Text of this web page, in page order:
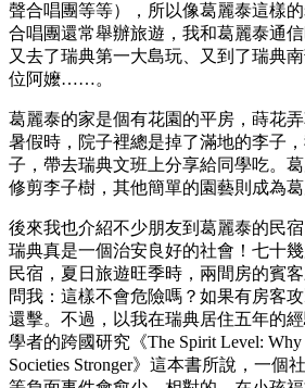
聲合唱團等等），所以像葛麗泰這樣
合唱團還常舉辦旅遊，我和葛麗泰通
又去了瑞典第一大島玩、又到了瑞典
位阿嬤……。
葛麗泰的家是個有花園的平房，蒔花弄
暑假時，院子裡總是掉了滿地的李子
子，帶去瑞典文班上分享給同學吃。
修剪李子樹，其他簡單的園藝則成為葛
後來我也介紹不少朋友到葛麗泰的民
瑞典真是一個治安良好的社會！七十
民宿，夏日旅遊旺季時，兩間房的賓
問我：這樣不會危險嗎？如果有房客
還擊。不過，以我在瑞典居住五年的
學者的跨國研究《The Spirit Level: Why
Societies Stronger》這本書所說，一個